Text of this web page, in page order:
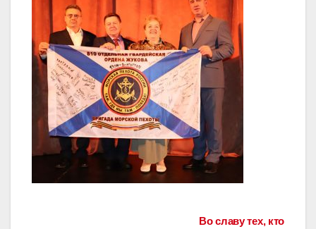
Во славу тех, кто